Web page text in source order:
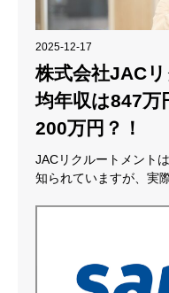
2025-12-17
株式会社JAC
均年収は847万
200万円？！
JACリクルートメント
知られていますが、実